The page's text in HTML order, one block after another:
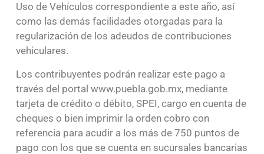
Uso de Vehículos correspondiente a este año, así
como las demás facilidades otorgadas para la
regularización de los adeudos de contribuciones
vehiculares.
Los contribuyentes podrán realizar este pago a
través del portal www.puebla.gob.mx, mediante
tarjeta de crédito o débito, SPEI, cargo en cuenta de
cheques o bien imprimir la orden cobro con
referencia para acudir a los más de 750 puntos de
pago con los que se cuenta en sucursales bancarias